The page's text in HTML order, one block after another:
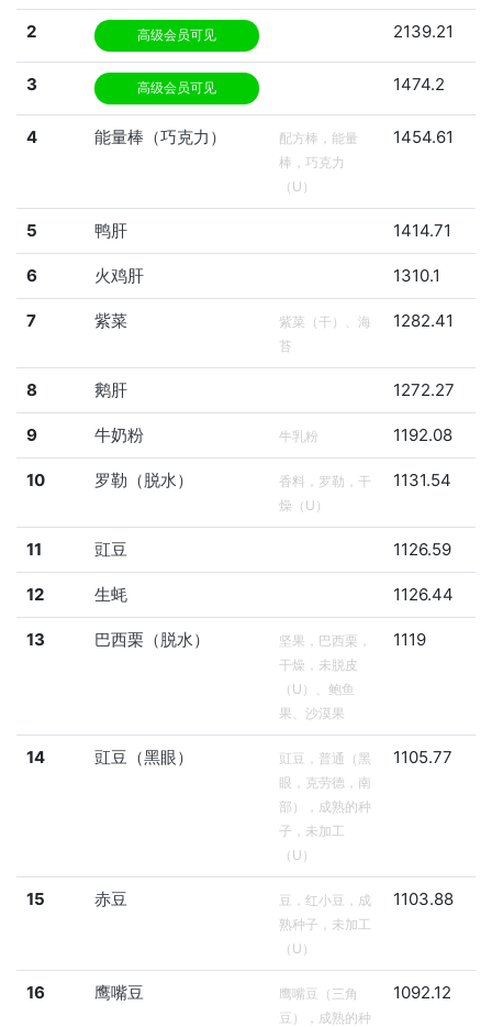
2 高级会员可见 2139.21
3 高级会员可见 1474.2
4 能量棒（巧克力）
配方棒，能量
棒，巧克力
（U）
1454.61
5 鸭肝 1414.71
6 火鸡肝 1310.1
7 紫菜
紫菜（干）、海
苔
1282.41
8 鹅肝 1272.27
9 牛奶粉 牛乳粉 1192.08
10 罗勒（脱水）
香料，罗勒，干
燥（U）
1131.54
11 豇豆 1126.59
12 生蚝 1126.44
13 巴西栗（脱水）
坚果，巴西栗，
干燥，未脱皮
（U）、鲍鱼
果、沙漠果
1119
14 豇豆（黑眼）
豇豆，普通（黑
眼，克劳德，南
部），成熟的种
子，未加工
（U）
1105.77
15 赤豆
豆，红小豆，成
熟种子，未加工
（U）
1103.88
16 鹰嘴豆
鹰嘴豆（三角
豆），成熟的种
1092.12